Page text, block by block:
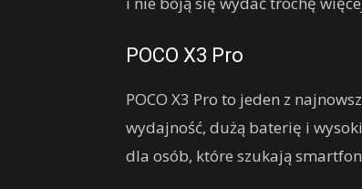
POCO X3 Pro
POCO X3 Pro to jeden z
wydajność, dużą baterię i
dla osób, które szukają